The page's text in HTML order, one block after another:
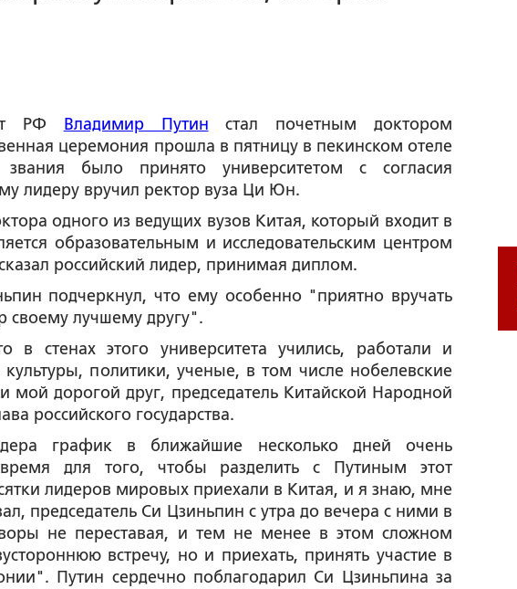
РФ Владимир Путин стал почетным доктором
церемония прошла в пятницу в пекинском отеле
было принято университетом с согласия
лидеру вручил ректор вуза Ци Юн.
одного из ведущих вузов Китая, который входит в
образовательным и исследовательским центром
российский лидер, принимая диплом.
подчеркнул, что ему особенно "приятно вручать
своему лучшему другу".
стенах этого университета учились, работали и
политики, ученые, в том числе нобелевские
мой дорогой друг, председатель Китайской Народной
российского государства.
график в ближайшие несколько дней очень
для того, чтобы разделить с Путиным этот
лидеров мировых приехали в Китая, и я знаю, мне
председатель Си Цзиньпин с утра до вечера с ними в
не переставая, и тем не менее в этом сложном
встречу, но и приехать, принять участие в
Путин сердечно поблагодарил Си Цзиньпина за